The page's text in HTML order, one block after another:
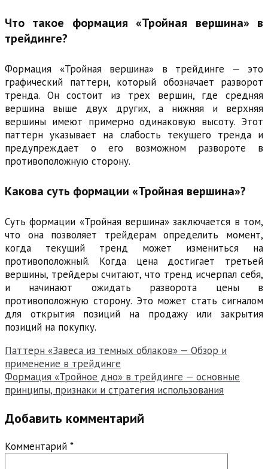
Что такое формация «Тройная вершина» в
трейдинге?
Формация «Тройная вершина» в трейдинге — это
графический паттерн, который обозначает разворот
тренда. Он состоит из трех вершин, где средняя
вершина выше двух других, а нижняя и верхняя
вершины имеют примерно одинаковую высоту. Этот
паттерн указывает на слабость текущего тренда и
предупреждает о его возможном развороте в
противоположную сторону.
Какова суть формации «Тройная вершина»?
Суть формации «Тройная вершина» заключается в том,
что она позволяет трейдерам определить момент,
когда текущий тренд может измениться на
противоположный. Когда цена достигает третьей
вершины, трейдеры считают, что тренд исчерпал себя,
и начинают ожидать разворота цены в
противоположную сторону. Это может стать сигналом
для открытия позиций на продажу или закрытия
позиций на покупку.
Навигация
по
записям
Паттерн «Завеса из темных облаков» — Обзор и
применение в трейдинге
Формация «Тройное дно» в трейдинге — основные
принципы, признаки и стратегия использования
Добавить комментарий
Комментарий *